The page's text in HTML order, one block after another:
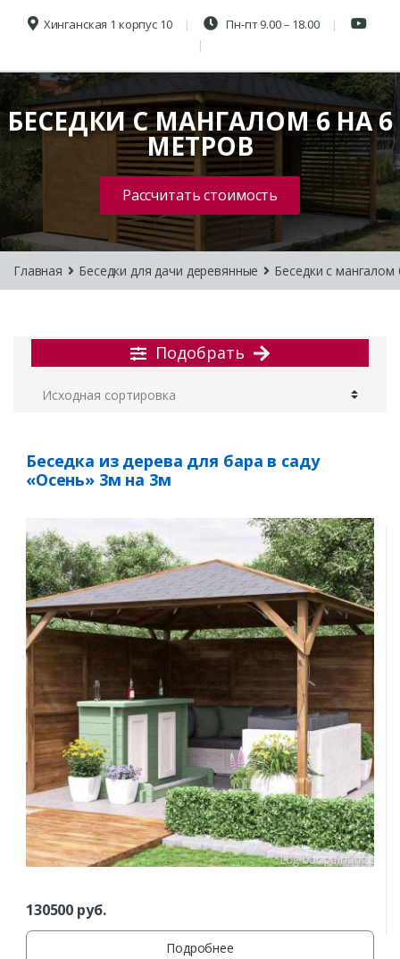
Хинганская 1 корпус 10 Пн-пт 9.00 – 18.00
БЕСЕДКИ С МАНГАЛОМ 6 НА 6
МЕТРОВ
Рассчитать стоимость
Главная Беседки для дачи деревянные Беседки с
Подобрать
Беседка из дерева для бара в саду
«Осень» 3м на 3м
130500 руб.
Подробнее